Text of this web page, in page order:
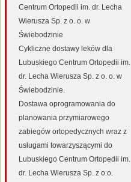
Centrum Ortopedii im. dr. Lecha
Wierusza Sp. z o. o. w
Świebodzinie
Cykliczne dostawy leków dla
Lubuskiego Centrum Ortopedii im.
dr. Lecha Wierusza Sp. z o. o. w
Świebodzinie.
Dostawa oprogramowania do
planowania przymiarowego
zabiegów ortopedycznych wraz z
usługami towarzyszącymi do
Lubuskiego Centrum Ortopedii im.
dr. Lecha Wierusza Sp. z o.o.